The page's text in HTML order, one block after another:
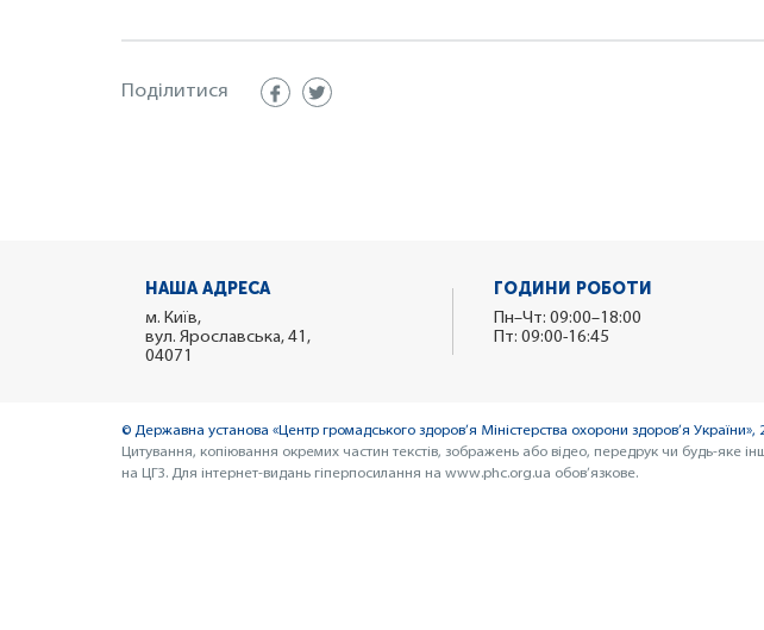
Поділитися
НАША АДРЕСА
м. Київ,
вул. Ярославська, 41,
04071
ГОДИНИ РОБОТИ
Пн–Чт: 09:00–18:00
Пт: 09:00-16:45
© Державна установа «Центр громадського здоров’я Міністерства охорони здоров’я України»,
Цитування, копіювання окремих частин текстів, зображень або відео, передрук чи будь-яке
на ЦГЗ. Для інтернет-видань гіперпосилання на www.phc.org.ua обов’язкове.